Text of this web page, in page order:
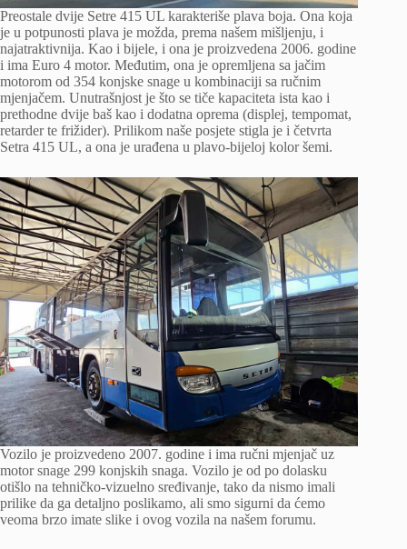
Preostale dvije Setre 415 UL karakteriše plava boja. Ona koja
je u potpunosti plava je možda, prema našem mišljenju, i
najatraktivnija. Kao i bijele, i ona je proizvedena 2006. godine
i ima Euro 4 motor. Međutim, ona je opremljena sa jačim
motorom od 354 konjske snage u kombinaciji sa ručnim
mjenjačem. Unutrašnjost je što se tiče kapaciteta ista kao i
prethodne dvije baš kao i dodatna oprema (displej, tempomat,
retarder te frižider). Prilikom naše posjete stigla je i četvrta
Setra 415 UL, a ona je urađena u plavo-bijeloj kolor šemi.
Vozilo je proizvedeno 2007. godine i ima ručni mjenjač uz
motor snage 299 konjskih snaga. Vozilo je od po dolasku
otišlo na tehničko-vizuelno sređivanje, tako da nismo imali
prilike da ga detaljno poslikamo, ali smo sigurni da ćemo
veoma brzo imate slike i ovog vozila na našem forumu.